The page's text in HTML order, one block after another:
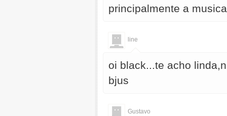
principalmente a
line
oi black...te acho
bjus
Gustavo